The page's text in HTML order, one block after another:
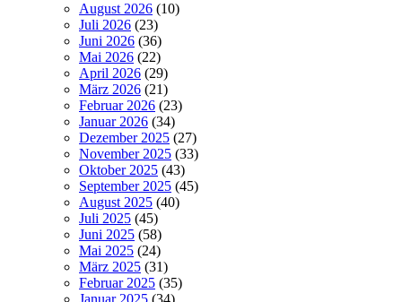
August 2026 (10)
Juli 2026 (23)
Juni 2026 (36)
Mai 2026 (22)
April 2026 (29)
März 2026 (21)
Februar 2026 (23)
Januar 2026 (34)
Dezember 2025 (27)
November 2025 (33)
Oktober 2025 (43)
September 2025 (45)
August 2025 (40)
Juli 2025 (45)
Juni 2025 (58)
Mai 2025 (24)
März 2025 (31)
Februar 2025 (35)
Januar 2025 (34)